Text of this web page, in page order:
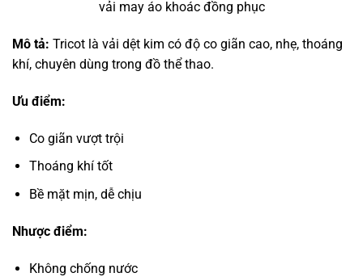
vải may áo khoác đồng phục
Mô tả: Tricot là vải dệt kim có độ co giãn cao, nhẹ, thoáng
khí, chuyên dùng trong đồ thể thao.
Ưu điểm:
Co giãn vượt trội
Thoáng khí tốt
Bề mặt mịn, dễ chịu
Nhược điểm:
Không chống nước